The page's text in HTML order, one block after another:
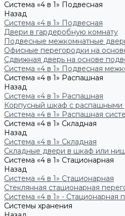
Система «4 в 1» Подвесная
Назад
Система «4 в 1» Подвесная
Двери в гардеробную комнату
Подвесные межкомнатные
Офисные перегородки на
Сдвижная дверь на основе
Система «4 в 1» Подвесная
Система «4 в 1» Распашная
Назад
Система «4 в 1» Распашная
Корпусный шкаф с распашными
Система «4 в 1» Распашная
Система «4 в 1» Складная
Назад
Система «4 в 1» Складная
Складные двери в шкаф или
Система «4 в 1» Стационарная
Назад
Система «4 в 1» Стационарная
Стеклянная стационарная
Система «4 в 1» - Стационарная
Системы хранения